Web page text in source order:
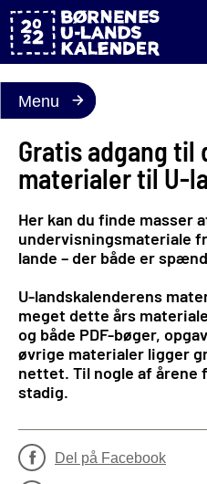
Menu
Gratis adgang
materialer til U-
Her kan du finde masser
undervisningsmateriale
lande – der både er
U-landskalenderens
meget dette års
og både PDF-bøger,
øvrige materialer ligger
nettet. Til nogle af årene
stadig.
Del på Facebook